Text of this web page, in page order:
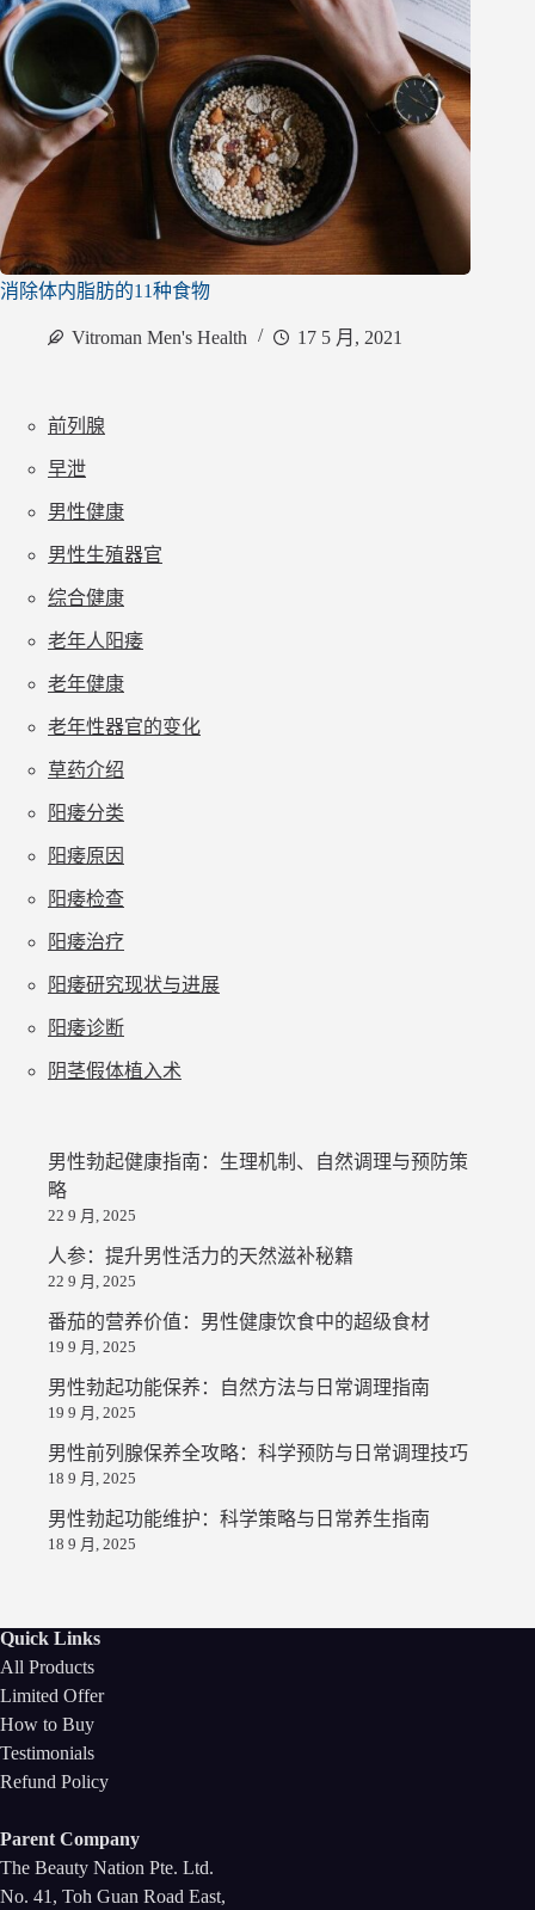
消除体内脂肪的11种食物
Vitroman Men's Health 17 5 月, 2021
前列腺
早泄
男性健康
男性生殖器官
综合健康
老年人阳痿
老年健康
老年性器官的变化
草药介绍
阳痿分类
阳痿原因
阳痿检查
阳痿治疗
阳痿研究现状与进展
阳痿诊断
阴茎假体植入术
男性勃起健康指南：生理机制、自然调理与预防策
略
22 9 月, 2025
人参：提升男性活力的天然滋补秘籍
22 9 月, 2025
番茄的营养价值：男性健康饮食中的超级食材
19 9 月, 2025
男性勃起功能保养：自然方法与日常调理指南
19 9 月, 2025
男性前列腺保养全攻略：科学预防与日常调理技巧
18 9 月, 2025
男性勃起功能维护：科学策略与日常养生指南
18 9 月, 2025
Quick Links
All Products
Limited Offer
How to Buy
Testimonials
Refund Policy
Parent Company
The Beauty Nation Pte. Ltd.
No. 41, Toh Guan Road East,